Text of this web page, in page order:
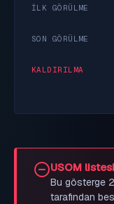
İLK GÖRÜLME
SON GÖRÜLME
KALDIRILMA
USOM
Bu gösterge
tarafından